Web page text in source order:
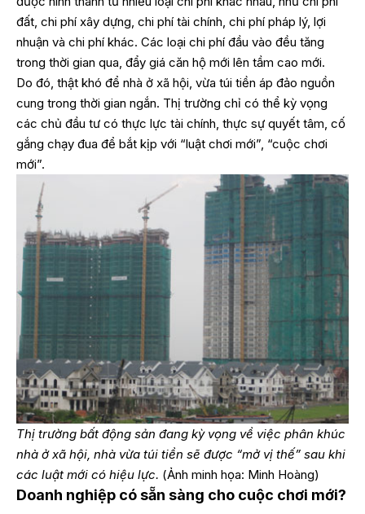
đất, chi phí xây dựng, chi phí tài chính, chi phí pháp lý, lợi
nhuận và chi phí khác. Các loại chi phí đầu vào đều tăng
trong thời gian qua, đẩy giá căn hộ mới lên tầm cao mới.
Do đó, thật khó để nhà ở xã hội, vừa túi tiền áp đảo nguồn
cung trong thời gian ngắn. Thị trường chỉ có thể kỳ vọng
các chủ đầu tư có thực lực tài chính, thực sự quyết tâm, cố
gắng chạy đua để bắt kịp với “luật chơi mới”, “cuộc chơi
mới”.
Thị trường bất động sản đang kỳ vọng về việc phân khúc
nhà ở xã hội, nhà vừa túi tiền sẽ được “mở vị thế” sau khi
các luật mới có hiệu lực. (Ảnh minh họa: Minh Hoàng)
Doanh nghiệp có sẵn sàng cho cuộc chơi mới?